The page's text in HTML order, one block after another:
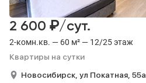
2-комн.кв. — 60 м² — 12/25 этаж
Квартиры на сутки
2 600 ₽/сут.
Новосибирск, ул Покатная, 55а